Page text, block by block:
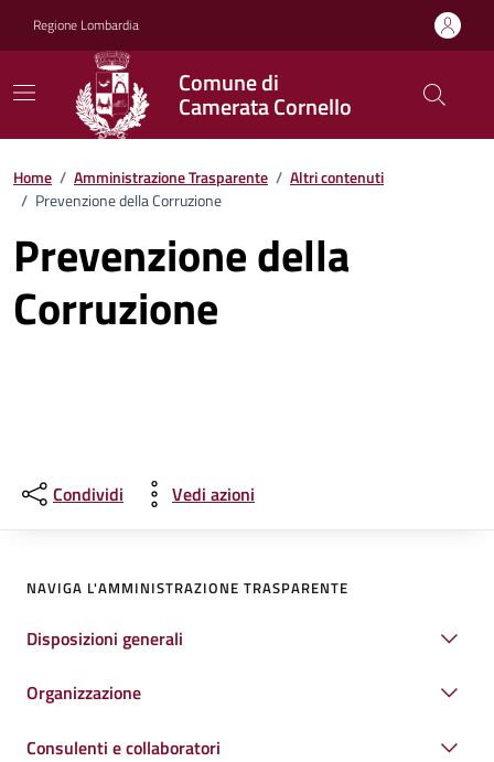
Regione Lombardia
Comune di
Camerata Cornello
Home / Amministrazione Trasparente / Altri contenuti
/ Prevenzione della Corruzione
Prevenzione della
Corruzione
Condividi Vedi azioni
NAVIGA L'AMMINISTRAZIONE TRASPARENTE
Disposizioni generali
Organizzazione
Consulenti e collaboratori